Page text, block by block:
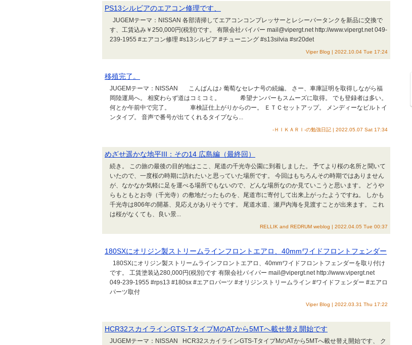
PS13シルビアのエアコン修理です、
JUGEMテーマ：NISSAN 各部清掃してエアコンコンプレッサーとレシーバータンクを新品に交換で
す、工賃込み￥250,000円(税別)です。 有限会社バイパー mail@vipergt.net http://www.vipergt.net 049-
239-1955 #エアコン修理 #s13シルビア #チューニング #s13silvia #sr20det
Viper Blog | 2022.10.04 Tue 17:24
移殖完了。
JUGEMテーマ：NISSAN こんばんは♪ 葡萄なセレナ号の続編。 さー、車庫証明を取得しながら福
岡陸運局へ。 相変わらず道はコミコミ。 希望ナンバーもスムーズに取得。 でも登録者は多い。
何とか午前中で完了。 車検証仕上がりからのー。 ＥＴＣセットアップ。 メンディーなビルトイ
ンタイプ。 音声で番号が出てくれるタイプなら...
-ＨＩＫＡＲＩ-の勉強日記 | 2022.05.07 Sat 17:34
めざせ遥かな地平III：その14 広島編（最終回）
続き。 この旅の最後の目的地はここ、尾道の千光寺公園に到着しました。 予てより桜の名所と聞いて
いたので、一度桜の時期に訪れたいと思っていた場所です。 今回はもちろんその時期ではありません
が、なかなか気軽に足を運べる場所でもないので、どんな場所なのか見ていこうと思います。 どうや
らもともとお寺（千光寺）の敷地だったものを、尾道市に寄付して出来上がったようですね。 しかも
千光寺は806年の開基、見応えがありそうです。 尾道水道、瀬戸内海を見渡すことが出来ます。 これ
は桜がなくても、良い景...
RELLIK and REDRUM weblog | 2022.04.05 Tue 00:37
180SXにオリジン製ストリームラインフロントエアロ、40mmワイドフロントフェンダー
180SXにオリジン製ストリームラインフロントエアロ、40mmワイドフロントフェンダーを取り付け
です。 工賃塗装込280,000円(税別)です 有限会社バイパー mail@vipergt.net http://www.vipergt.net
049-239-1955 #rps13 #180sx #エアロパーツ #オリジンストリームライン #ワイドフェンダー #エアロ
パーツ取付
Viper Blog | 2022.03.31 Thu 17:22
HCR32スカイラインGTS-TタイプMのATから5MTへ載せ替え開始です
JUGEMテーマ：NISSAN HCR32スカイラインGTS-TタイプMのATから5MTへ載せ替え開始です、 ク